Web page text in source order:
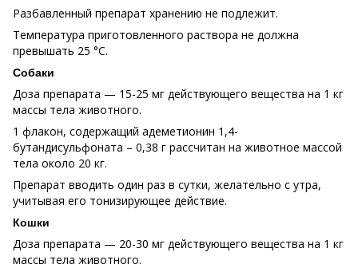
Разбавленный препарат хранению не подлежит.
Температура приготовленного раствора не должна
превышать 25 °С.
Собаки
Доза препарата — 15-25 мг действующего вещества на 1 кг
массы тела животного.
1 флакон, содержащий адеметионин 1,4-
бутандисульфоната – 0,38 г рассчитан на животное массой
тела около 20 кг.
Препарат вводить один раз в сутки, желательно с утра,
учитывая его тонизирующее действие.
Кошки
Доза препарата — 20-30 мг действующего вещества на 1 кг
массы тела животного.